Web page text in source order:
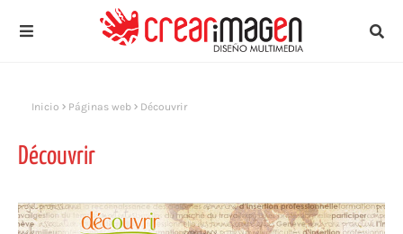
Inicio Páginas web Découvrir
Découvrir